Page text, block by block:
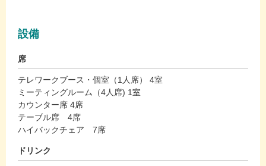
設備
席
テレワークブース・個室（1人席） 4室
ミーティングルーム（4人席) 1室
カウンター席 4席
テーブル席 4席
ハイバックチェア 7席
ドリンク